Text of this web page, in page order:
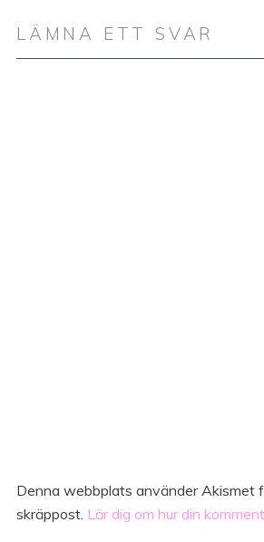
LÄMNA ETT SVAR
Denna webbplats använder Akismet
skräppost. Lär dig om hur din